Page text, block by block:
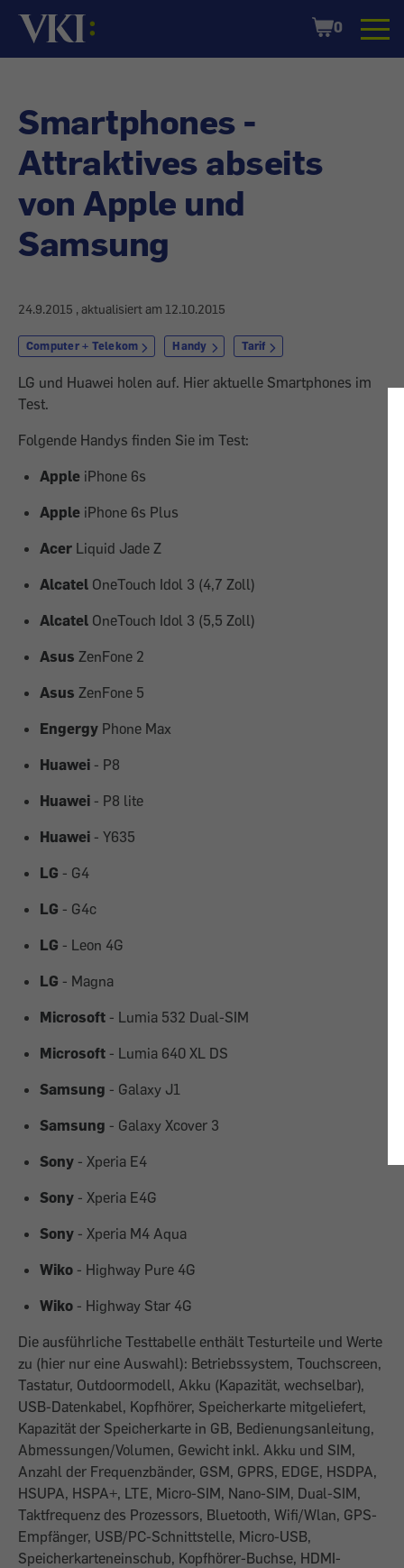
Startseite
Shopping
Cart
0
Smartphones -
Attraktives abseits
von Apple und
Samsung
24.9.2015 , aktualisiert am 12.10.2015
Computer + Telekom Handy Tarif
LG und Huawei holen auf. Hier aktuelle Smartphones im
Test.
Folgende Handys finden Sie im Test:
Apple iPhone 6s
Apple iPhone 6s Plus
Acer Liquid Jade Z
Alcatel OneTouch Idol 3 (4,7 Zoll)
Alcatel OneTouch Idol 3 (5,5 Zoll)
Asus ZenFone 2
Asus ZenFone 5
Engergy Phone Max
Huawei - P8
Huawei - P8 lite
Huawei - Y635
LG - G4
LG - G4c
LG - Leon 4G
LG - Magna
Microsoft - Lumia 532 Dual-SIM
Microsoft - Lumia 640 XL DS
Samsung - Galaxy J1
Samsung - Galaxy Xcover 3
Sony - Xperia E4
Sony - Xperia E4G
Sony - Xperia M4 Aqua
Wiko - Highway Pure 4G
Wiko - Highway Star 4G
Die ausführliche Testtabelle enthält Testurteile und Werte
zu (hier nur eine Auswahl): Betriebssystem, Touchscreen,
Tastatur, Outdoormodell, Akku (Kapazität, wechselbar),
USB-Datenkabel, Kopfhörer, Speicherkarte mitgeliefert,
Kapazität der Speicherkarte in GB, Bedienungsanleitung,
Abmessungen/Volumen, Gewicht inkl. Akku und SIM,
Anzahl der Frequenzbänder, GSM, GPRS, EDGE, HSDPA,
HSUPA, HSPA+, LTE, Micro-SIM, Nano-SIM, Dual-SIM,
Taktfrequenz des Prozessors, Bluetooth, Wifi/Wlan, GPS-
Empfänger, USB/PC-Schnittstelle, Micro-USB,
Speicherkarteneinschub, Kopfhörer-Buchse, HDMI-